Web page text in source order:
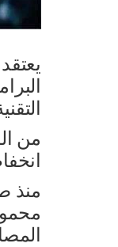
من
منذ